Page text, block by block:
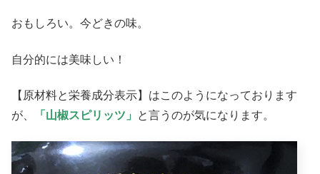
おもしろい。今どきの味。
自分的には美味しい！
【原材料と栄養成分表示】はこのようになっております
が、
「山椒スピリッツ」 と言うのが気になります。